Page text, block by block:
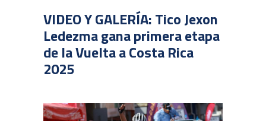
VIDEO Y GALERÍA: Tico Jexon
Ledezma gana primera etapa
de la Vuelta a Costa Rica
2025